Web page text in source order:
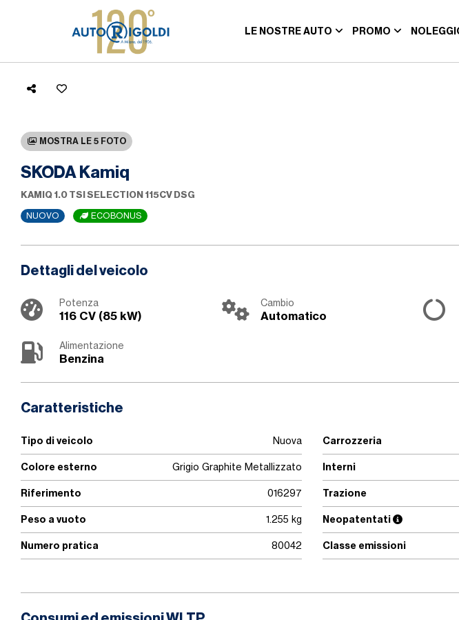
LE NOSTRE AUTO PROMO
MOSTRA LE 5 FOTO
SKODA Kamiq
KAMIQ 1.0 TSI SELECTION 115CV DSG
NUOVO ECOBONUS
Dettagli del veicolo
Potenza
116 CV (85 kW)
Cambio
Automatico
Alimentazione
Benzina
Caratteristiche
Tipo di veicolo Nuova Carrozzeria
Colore esterno Grigio Graphite Metallizzato Interni
Riferimento 016297 Trazione
Peso a vuoto 1.255 kg Neopatentati
Numero pratica 80042 Classe emissioni